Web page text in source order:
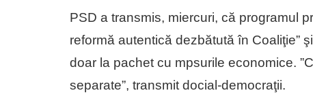
PSD a transmis, miercuri, că programul
reformă autentică dezbătută în Coaliţie”
doar la pachet cu mpsurile economice.
separate”, transmit docial-democraţii.